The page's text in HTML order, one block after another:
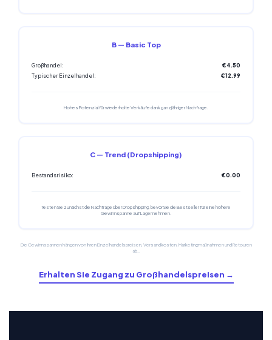
B — Basic Top
Großhandel:
€4.50
Typischer Einzelhandel:
€12.99
Hohes Potenzial für wiederholte Verkäufe dank ganzjähriger Nachfrage.
C — Trend (Dropshipping)
Bestandsrisiko: €0.00
Testen Sie zunächst die Nachfrage über Dropshipping, bevor Sie die Bestseller für eine höhere
Gewinnspanne auf Lager nehmen.
Die Gewinnspannen hängen von Ihren Einzelhandelspreisen, Versandkosten, Marketingmaßnahmen und Retouren
ab..
Erhalten Sie Zugang zu Großhandelspreisen →